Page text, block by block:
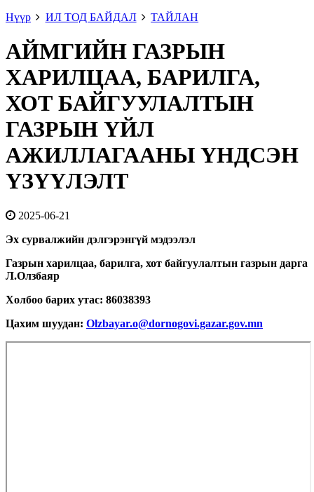
Нүүр
ИЛ ТОД БАЙДАЛ ТАЙЛАН
АЙМГИЙН ГАЗРЫН
ХАРИЛЦАА, БАРИЛГА,
ХОТ БАЙГУУЛАЛТЫН
ГАЗРЫН ҮЙЛ
АЖИЛЛАГААНЫ ҮНДСЭН
ҮЗҮҮЛЭЛТ
2025-06-21
Эх сурвалжийн дэлгэрэнгүй мэдээлэл
Газрын харилцаа, барилга, хот байгуулалтын газрын дарга
Л.Олзбаяр
Холбоо барих утас: 86038393
Цахим шуудан: Olzbayar.o@dornogovi.gazar.gov.mn